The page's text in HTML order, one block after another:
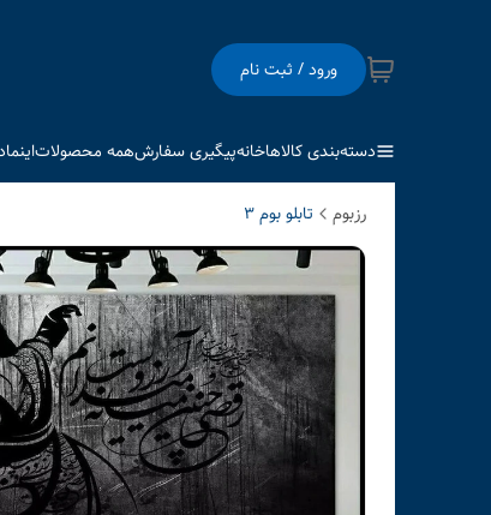
ورود / ثبت نام
دسته‌بندی کالاهاخانهپیگیری سفارشهمه محصولات
رزبوم تابلو بوم 3